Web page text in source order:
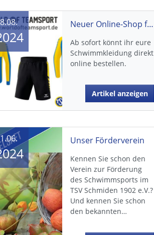
Neuer Online-Shop für Schwimmerkleidung
Ab sofort könnt ihr eure
Schwimmkleidung direkt
online bestellen.
Artikel anzeigen
Unser Förderverein
Kennen Sie schon den
Verein zur Förderung
des Schwimmsports im
TSV Schmiden 1902 e.V.?
Und kennen Sie schon
den bekannten…